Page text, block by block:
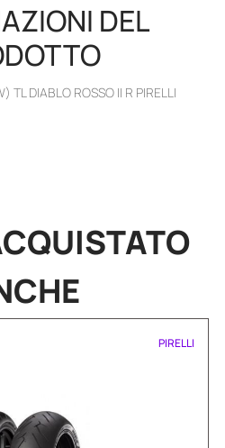
DEL
DIABLO ROSSO II R PIRELLI
PIRELLI